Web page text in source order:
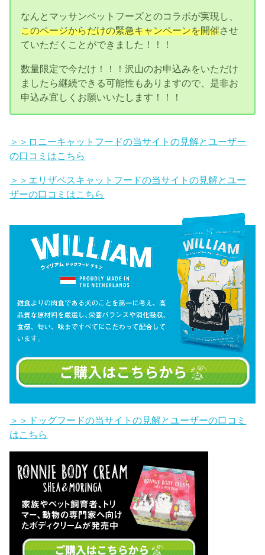
なんとマッサンペットフーズとのコラボが実現し、
このページからだけの緊急キャンペーンを開催させ
ていただくことができました！！！
数量限定で今だけ！！！沢山のお申込みをいただけ
ましたら継続できる可能性もありますので、是非お
申込み宜しくお願いいたします！！！
＞＞ロニーキャットフードの当サイトの見解とユーザー
の口コミはこちら
＞＞エリザベスキャットフードの当サイトの見解とユー
ザーの口コミはこちら
＞＞ドッグフードの当サイトの見解とユーザーの口コミ
はこちら